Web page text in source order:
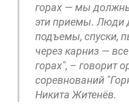
горах — мы
эти приемы. Люди
подъемы, спуски,
через карниз —
горах", – говорит
соревнований
Никита Житенёв.